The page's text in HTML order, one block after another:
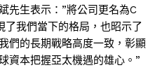
先生表示：”將公司更名為C
我們當下的格局，也昭示了
們的長期戰略高度一致，彰顯
資本把握亞太機遇的雄心。”